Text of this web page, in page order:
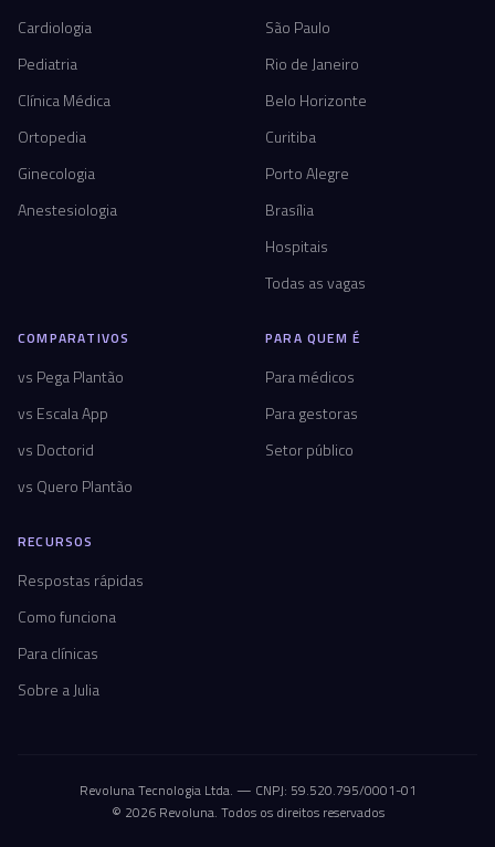
Cardiologia
Pediatria
Clínica Médica
Ortopedia
Ginecologia
Anestesiologia
São Paulo
Rio de Janeiro
Belo Horizonte
Curitiba
Porto Alegre
Brasília
Hospitais
Todas as vagas
COMPARATIVOS
vs Pega Plantão
vs Escala App
vs Doctorid
vs Quero Plantão
PARA QUEM É
Para médicos
Para gestoras
Setor público
RECURSOS
Respostas rápidas
Como funciona
Para clínicas
Sobre a Julia
Revoluna Tecnologia Ltda. — CNPJ: 59.520.795/0001-01
© 2026 Revoluna. Todos os direitos reservados